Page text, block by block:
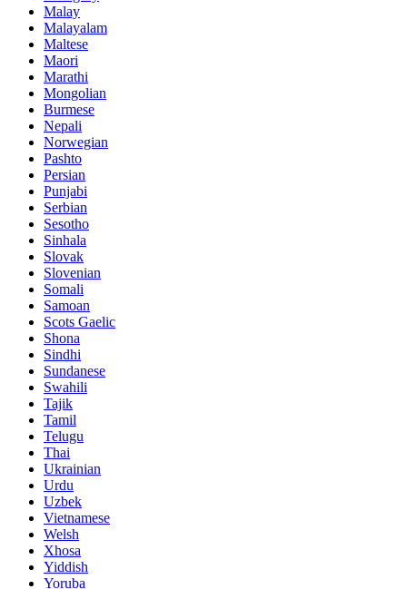
Malay
Malayalam
Maltese
Maori
Marathi
Mongolian
Burmese
Nepali
Norwegian
Pashto
Persian
Punjabi
Serbian
Sesotho
Sinhala
Slovak
Slovenian
Somali
Samoan
Scots Gaelic
Shona
Sindhi
Sundanese
Swahili
Tajik
Tamil
Telugu
Thai
Ukrainian
Urdu
Uzbek
Vietnamese
Welsh
Xhosa
Yiddish
Yoruba